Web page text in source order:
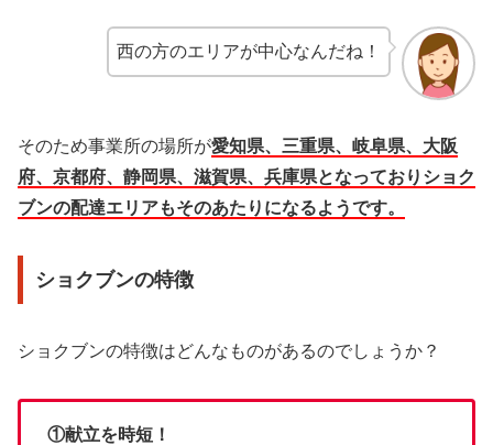
西の方のエリアが中心なんだね！
そのため事業所の場所が愛知県、三重県、岐阜県、大阪
府、京都府、静岡県、滋賀県、兵庫県となっておりショク
ブンの配達エリアもそのあたりになるようです。
ショクブンの特徴
ショクブンの特徴はどんなものがあるのでしょうか？
①献立を時短！